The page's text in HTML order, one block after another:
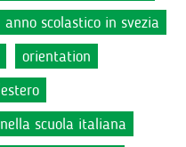
anno scolastico in svezia
orientation
scuola italiana